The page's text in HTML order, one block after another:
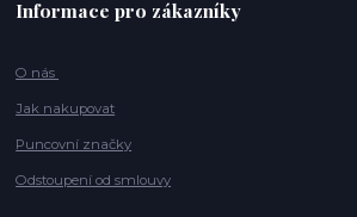
Informace pro zákazníky
O nás
Jak nakupovat
Puncovní značky
Odstoupení od smlouvy